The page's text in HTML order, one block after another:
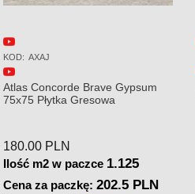
KOD: A7G5
Atlas Concorde Brave Gypsum
75x150 Płytka Gresowa
280.00 PLN
Ilość m2 w paczce 1.125
Cena za paczkę:315 PLN